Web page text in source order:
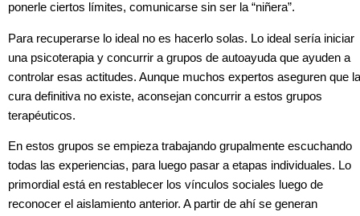
ponerle ciertos límites, comunicarse sin ser la “niñera”.
Para recuperarse lo ideal no es hacerlo solas. Lo ideal sería iniciar
una psicoterapia y concurrir a grupos de autoayuda que ayuden a
controlar esas actitudes. Aunque muchos expertos aseguren que la
cura definitiva no existe, aconsejan concurrir a estos grupos
terapéuticos.
En estos grupos se empieza trabajando grupalmente escuchando
todas las experiencias, para luego pasar a etapas individuales. Lo
primordial está en restablecer los vínculos sociales luego de
reconocer el aislamiento anterior. A partir de ahí se generan